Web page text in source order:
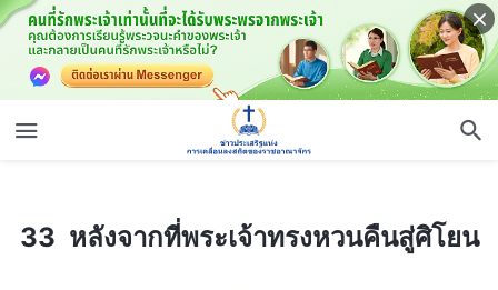
33 หลังจากที่พระเจ้าทรงหวนคืนสู่ศิโยน
33 หลังจากที่พระเจ้าทรงหวนคืนสู่ศิโยน